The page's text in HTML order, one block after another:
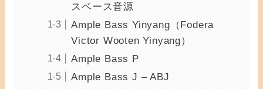
スベース音源
Ample Bass Yinyang（Fodera
Victor Wooten Yinyang）
Ample Bass P
Ample Bass J – ABJ